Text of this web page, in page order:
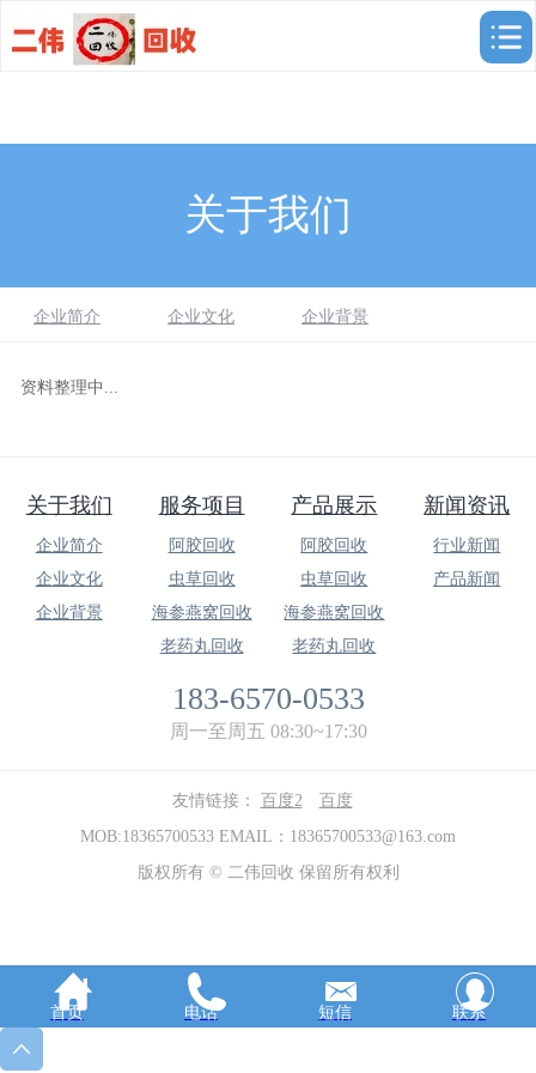
关于我们
企业简介 企业文化 企业背景
资料整理中...
关于我们
企业简介
企业文化
企业背景
服务项目
阿胶回收
虫草回收
海参燕窝回收
老药丸回收
产品展示
阿胶回收
虫草回收
海参燕窝回收
老药丸回收
新闻资讯
行业新闻
产品新闻
183-6570-0533
周一至周五 08:30~17:30
友情链接： 百度2
百度
MOB:18365700533 EMAIL：18365700533@163.com
版权所有 © 二伟回收 保留所有权利
首页 电话 短信 联系